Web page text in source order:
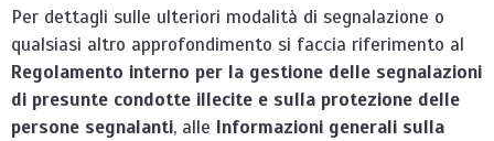
Per dettagli sulle ulteriori modalità di segnalazione o
qualsiasi altro approfondimento si faccia riferimento al
Regolamento interno per la gestione delle segnalazioni
di presunte condotte illecite e sulla protezione delle
persone segnalanti, alle Informazioni generali sulla